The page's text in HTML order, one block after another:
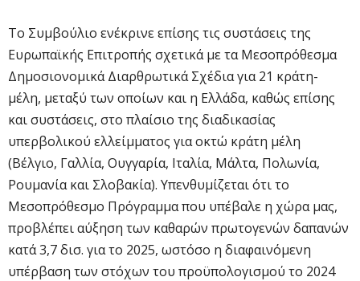
Το Συμβούλιο ενέκρινε επίσης τις συστάσεις της
Ευρωπαϊκής Επιτροπής σχετικά με τα Μεσοπρόθεσμα
Δημοσιονομικά Διαρθρωτικά Σχέδια για 21 κράτη-
μέλη, μεταξύ των οποίων και η Ελλάδα, καθώς επίσης
και συστάσεις, στο πλαίσιο της διαδικασίας
υπερβολικού ελλείμματος για οκτώ κράτη μέλη
(Βέλγιο, Γαλλία, Ουγγαρία, Ιταλία, Μάλτα, Πολωνία,
Ρουμανία και Σλοβακία). Υπενθυμίζεται ότι το
Μεσοπρόθεσμο Πρόγραμμα που υπέβαλε η χώρα μας,
προβλέπει αύξηση των καθαρών πρωτογενών δαπανών
κατά 3,7 δισ. για το 2025, ωστόσο η διαφαινόμενη
υπέρβαση των στόχων του προϋπολογισμού το 2024